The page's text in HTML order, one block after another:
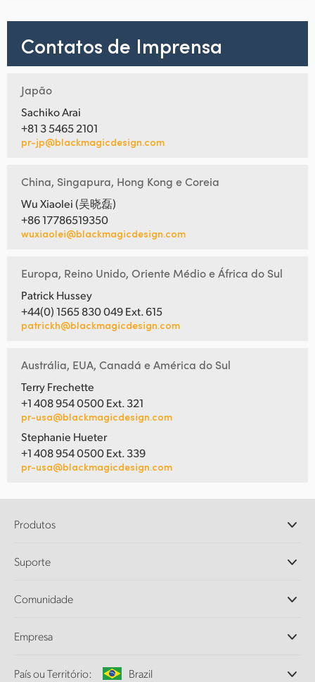
Contatos de Imprensa
Japão
Sachiko Arai
+81 3 5465 2101
pr-jp@blackmagicdesign.com
China, Singapura, Hong Kong e Coreia
Wu Xiaolei (吴晓磊)
+86 17786519350
wuxiaolei@blackmagicdesign.com
Europa, Reino Unido, Oriente Médio e África do Sul
Patrick Hussey
+44(0) 1565 830 049 Ext. 615
patrickh@blackmagicdesign.com
Austrália, EUA, Canadá e América do Sul
Terry Frechette
+1 408 954 0500 Ext. 321
pr-usa@blackmagicdesign.com
Stephanie Hueter
+1 408 954 0500 Ext. 339
pr-usa@blackmagicdesign.com
Produtos
DaVinci Resolve e Fusion
Ultimatte
Captura e Reprodução
Conversão de Padrões
Suporte
Central de Suporte Técnico
Comunidade
Empresa
Sobre a Blackmagic Design
País ou Território: Brazil